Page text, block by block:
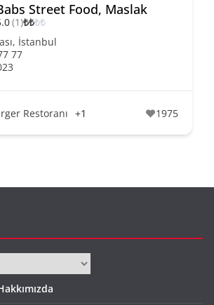
Street Food, Maslak
(1)₺₺₺₺
, İstanbul
77
Restoranı +1 1975